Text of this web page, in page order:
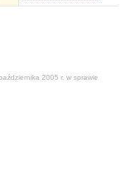
2005 r. w sprawie